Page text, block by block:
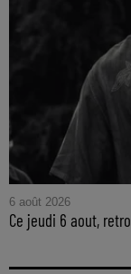
6 août 2026
Ce jeudi 6 aout,